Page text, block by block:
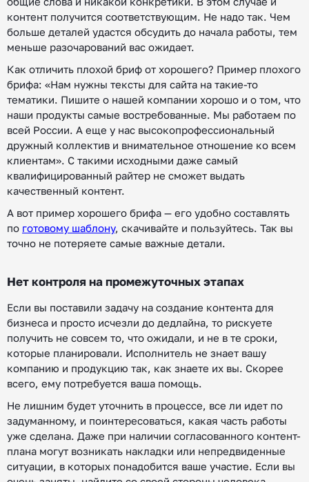
контент получится соответствующим. Не надо так. Чем
больше деталей удастся обсудить до начала работы, тем
меньше разочарований вас ожидает.
Как отличить плохой бриф от хорошего? Пример плохого
брифа: «Нам нужны тексты для сайта на такие-то
тематики. Пишите о нашей компании хорошо и о том, что
наши продукты самые востребованные. Мы работаем по
всей России. А еще у нас высокопрофессиональный
дружный коллектив и внимательное отношение ко всем
клиентам». С такими исходными даже самый
квалифицированный райтер не сможет выдать
качественный контент.
А вот пример хорошего брифа — его удобно составлять
по готовому шаблону, скачивайте и пользуйтесь. Так вы
точно не потеряете самые важные детали.
Нет контроля на промежуточных этапах
Если вы поставили задачу на создание контента для
бизнеса и просто исчезли до дедлайна, то рискуете
получить не совсем то, что ожидали, и не в те сроки,
которые планировали. Исполнитель не знает вашу
компанию и продукцию так, как знаете их вы. Скорее
всего, ему потребуется ваша помощь.
Не лишним будет уточнить в процессе, все ли идет по
задуманному, и поинтересоваться, какая часть работы
уже сделана. Даже при наличии согласованного контент-
плана могут возникать накладки или непредвиденные
ситуации, в которых понадобится ваше участие. Если вы